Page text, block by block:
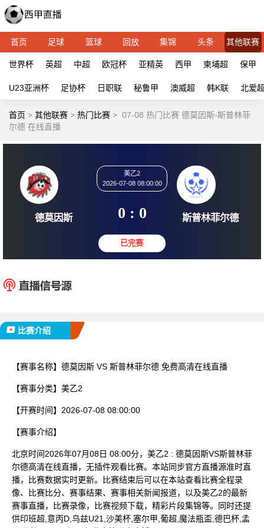
首页 足球 篮球 回放 集锦 头条 其他联赛
世界杯 英超 中超 欧冠杯 亚精英 西甲 柬埔超 保甲
U23亚洲杯 足协杯 日职联 秘鲁甲 澳威超 韩K联 北爱
首页 > 其他联赛 > 热门比赛 > 07-08 热门比赛 德莫因斯-斯普林菲
尔德 在线直播
2026-07-08 08:00:00
0 : 0
比赛介绍
【赛事名称】 德莫因斯 VS 斯普林菲尔德 免费高清在线直播
【赛事分类】 美乙2
【开赛时间】 2026-07-08 08:00:00
【赛事介绍】
北京时间2026年07月08日 08:00分，美乙2 : 德莫因斯VS斯普林菲
尔德高清在线直播，无插件观看比赛。本站同步官方直播源准时直
播，比赛数据实时更新。比赛结束后可以在本站查看比赛全程录
像、比赛比分、赛事结果、赛事相关新闻报道，以及美乙2的最新
赛事直播，比赛录像，比赛视频下载，精彩片段集锦等。同时还提
供印班超,意丙D,乌兹U21,沙美杯,塞尔甲,葡超,魔法瓶盃,德巴杯,孟